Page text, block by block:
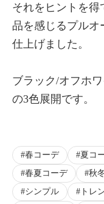
それをヒントを得
品を感じるプルオ
仕上げました。
ブラック/オフホ
の3色展開です。
春コーデ 夏コ
春夏コーデ
秋
シンプル
トレ